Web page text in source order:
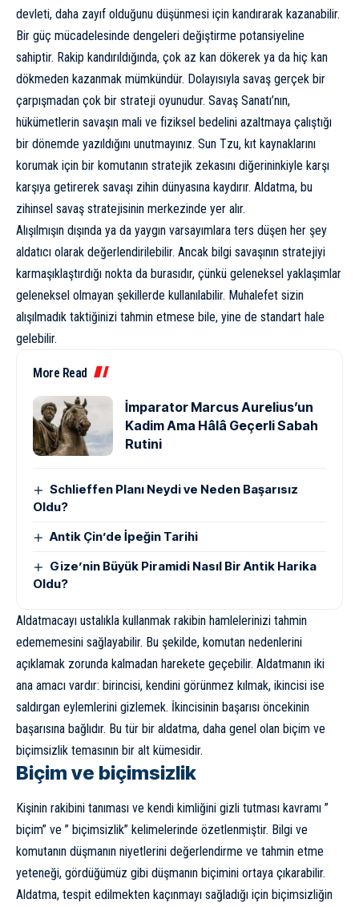
devleti, daha zayıf olduğunu düşünmesi için kandırarak kazanabilir.
Bir güç mücadelesinde dengeleri değiştirme potansiyeline
sahiptir. Rakip kandırıldığında, çok az kan dökerek ya da hiç kan
dökmeden kazanmak mümkündür. Dolayısıyla savaş gerçek bir
çarpışmadan çok bir strateji oyunudur. Savaş Sanatı’nın,
hükümetlerin savaşın mali ve fiziksel bedelini azaltmaya çalıştığı
bir dönemde yazıldığını unutmayınız. Sun Tzu, kıt kaynaklarını
korumak için bir komutanın stratejik zekasını diğerininkiyle karşı
karşıya getirerek savaşı zihin dünyasına kaydırır. Aldatma, bu
zihinsel savaş stratejisinin merkezinde yer alır.
Alışılmışın dışında ya da yaygın varsayımlara ters düşen her şey
aldatıcı olarak değerlendirilebilir. Ancak bilgi savaşının stratejiyi
karmaşıklaştırdığı nokta da burasıdır, çünkü geleneksel yaklaşımlar
geleneksel olmayan şekillerde kullanılabilir. Muhalefet sizin
alışılmadık taktiğinizi tahmin etmese bile, yine de standart hale
gelebilir.
More Read
İmparator Marcus Aurelius’un
Kadim Ama Hâlâ Geçerli Sabah
Rutini
Schlieffen Planı Neydi ve Neden Başarısız
Oldu?
Antik Çin’de İpeğin Tarihi
Gize’nin Büyük Piramidi Nasıl Bir Antik Harika
Oldu?
Aldatmacayı ustalıkla kullanmak rakibin hamlelerinizi tahmin
edememesini sağlayabilir. Bu şekilde, komutan nedenlerini
açıklamak zorunda kalmadan harekete geçebilir. Aldatmanın iki
ana amacı vardır: birincisi, kendini görünmez kılmak, ikincisi ise
saldırgan eylemlerini gizlemek. İkincisinin başarısı öncekinin
başarısına bağlıdır. Bu tür bir aldatma, daha genel olan biçim ve
biçimsizlik temasının bir alt kümesidir.
Biçim ve biçimsizlik
Kişinin rakibini tanıması ve kendi kimliğini gizli tutması kavramı ”
biçim” ve ” biçimsizlik” kelimelerinde özetlenmiştir. Bilgi ve
komutanın düşmanın niyetlerini değerlendirme ve tahmin etme
yeteneği, gördüğümüz gibi düşmanın biçimini ortaya çıkarabilir.
Aldatma, tespit edilmekten kaçınmayı sağladığı için biçimsizliğin